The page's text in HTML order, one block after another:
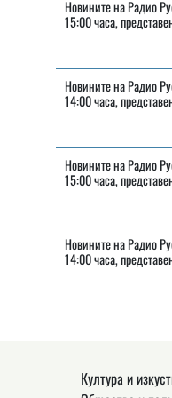
Новините на Радио
15:00 часа,
Новините на Радио
14:00 часа,
Новините на Радио
15:00 часа,
Новините на Радио
14:00 часа,
Култура и